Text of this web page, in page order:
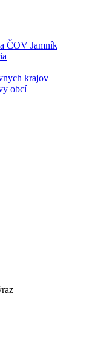
ČOV Jamník
krajov
obcí